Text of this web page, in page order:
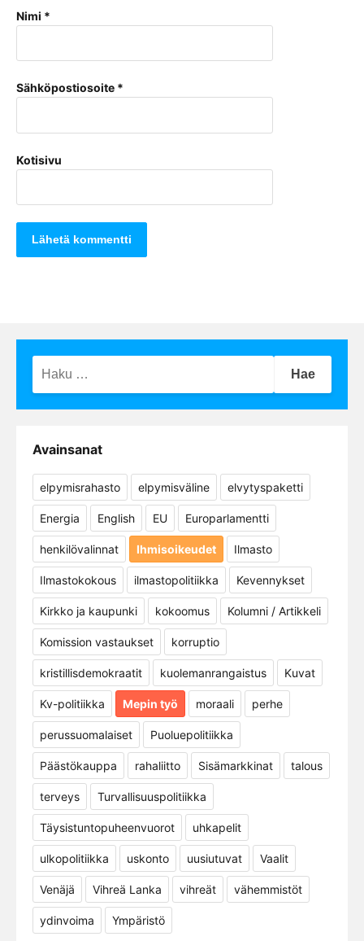
Nimi *
Sähköpostiosoite *
Kotisivu
Avainsanat
elpymisrahasto elpymisväline elvytyspaketti
Energia English EU Europarlamentti
henkilövalinnat Ihmisoikeudet Ilmasto
Ilmastokokous ilmastopolitiikka Kevennykset
Kirkko ja kaupunki kokoomus Kolumni / Artikkeli
Komission vastaukset korruptio
kristillisdemokraatit kuolemanrangaistus Kuvat
Kv-politiikka Mepin työ moraali perhe
perussuomalaiset Puoluepolitiikka
Päästökauppa rahaliitto Sisämarkkinat talous
terveys Turvallisuuspolitiikka
Täysistuntopuheenvuorot uhkapelit
ulkopolitiikka uskonto uusiutuvat Vaalit
Venäjä Vihreä Lanka vihreät vähemmistöt
ydinvoima Ympäristö